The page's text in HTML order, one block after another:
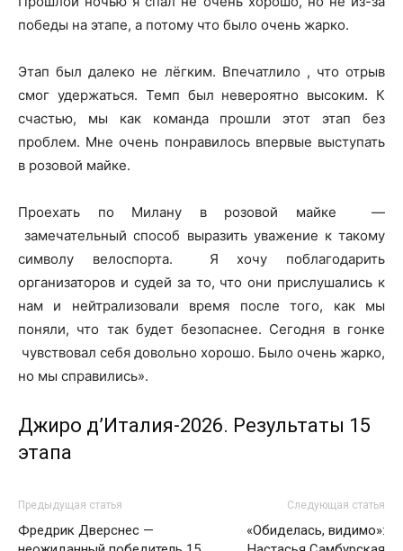
победы на этапе, а потому что было очень жарко.
Этап был далеко не лёгким. Впечатлило , что отрыв
смог удержаться. Темп был невероятно высоким. К
счастью, мы как команда прошли этот этап без
проблем. Мне очень понравилось впервые выступать
в розовой майке.
Проехать по Милану в розовой майке —
замечательный способ выразить уважение к такому
символу велоспорта. Я хочу поблагодарить
организаторов и судей за то, что они прислушались к
нам и нейтрализовали время после того, как мы
поняли, что так будет безопаснее. Сегодня в гонке
чувствовал себя довольно хорошо. Было очень жарко,
но мы справились».
Джиро д’Италия-2026. Результаты 15
этапа
Предыдущая статья
Фредрик Дверснес —
Следующая статья
«Обиделась, видимо»: